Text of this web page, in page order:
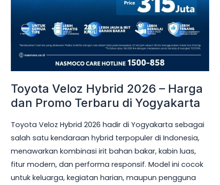
Toyota Veloz Hybrid 2026 – Harga
dan Promo Terbaru di Yogyakarta
Toyota Veloz Hybrid 2026 hadir di Yogyakarta sebagai
salah satu kendaraan hybrid terpopuler di Indonesia,
menawarkan kombinasi irit bahan bakar, kabin luas,
fitur modern, dan performa responsif. Model ini cocok
untuk keluarga, kegiatan harian, maupun pengguna